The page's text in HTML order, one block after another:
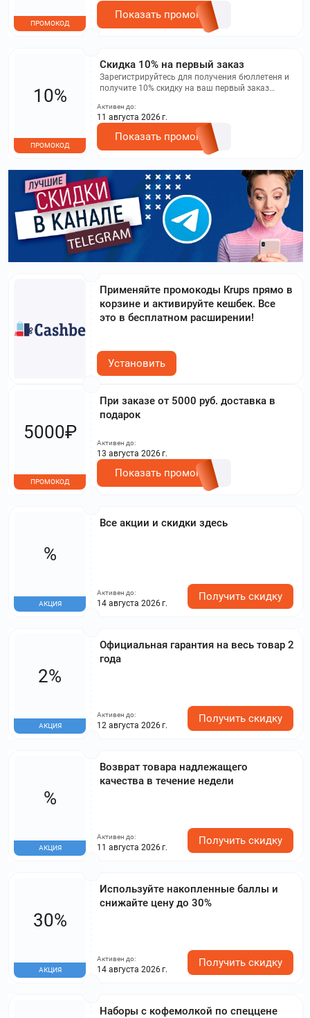
ПРОМОКОД
Показать промокод
Скидка 10% на первый заказ
Зарегистрируйтесь для получения бюллетеня и
получите 10% скидку на ваш первый заказ
10%
ПРОМОКОД
Активен до:
11 августа 2026 г.
Показать промокод
Применяйте промокоды Krups прямо в
корзине и активируйте кешбек. Все
это в бесплатном расширении!
Установить
При заказе от 5000 руб. доставка в
подарок
5000₽
ПРОМОКОД
Активен до:
13 августа 2026 г.
Показать промокод
Все акции и скидки здесь
%
АКЦИЯ
Активен до:
14 августа 2026 г.
Получить скидку
Официальная гарантия на весь товар 2
года
2%
АКЦИЯ
Активен до:
12 августа 2026 г.
Получить скидку
Возврат товара надлежащего
качества в течение недели
%
АКЦИЯ
Активен до:
11 августа 2026 г.
Получить скидку
Используйте накопленные баллы и
снижайте цену до 30%
30%
АКЦИЯ
Активен до:
14 августа 2026 г.
Получить скидку
Наборы с кофемолкой по спеццене